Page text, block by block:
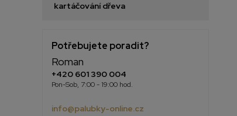
kartáčování dřeva
Potřebujete poradit?
Roman
+420 601 390 004
Pon-Sob, 7:00 - 19:00 hod.
info@palubky-online.cz